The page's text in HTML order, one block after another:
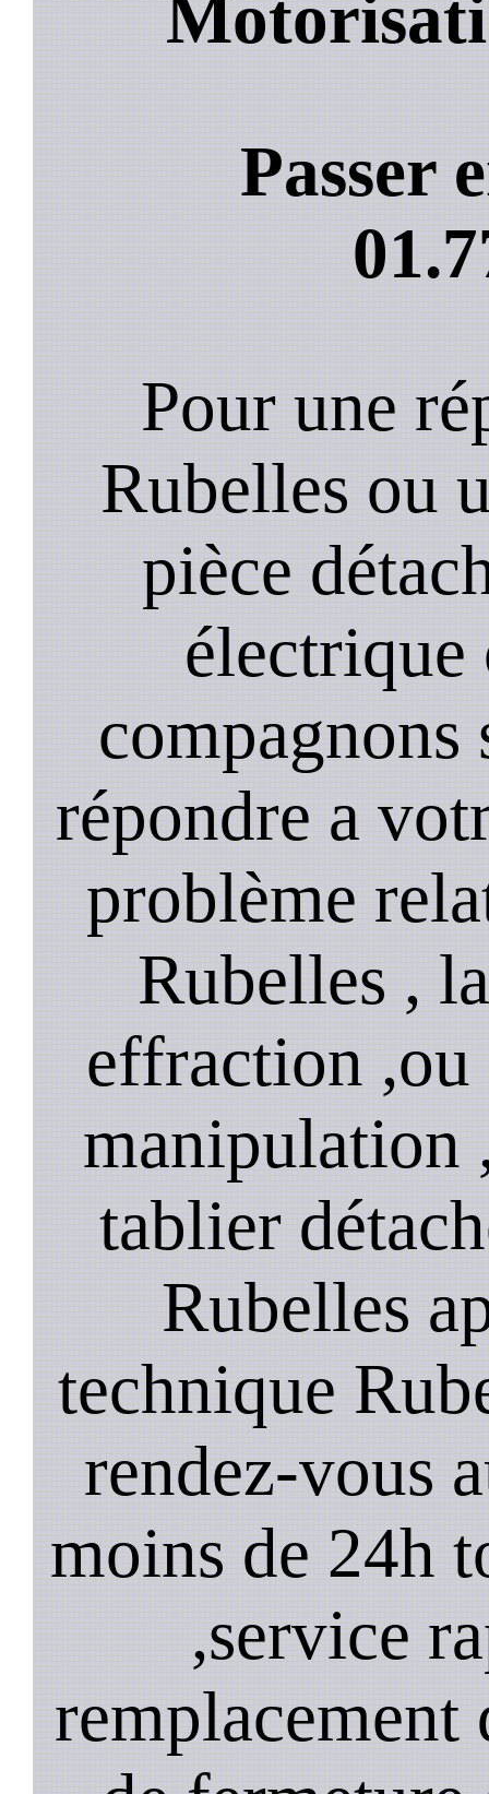
Passer
Pour une
Rubelles ou
pièce
électrique
compagnons
répondre a
problème
Rubelles ,
effraction ,ou
manipulation
tablier
Rubelles
technique
rendez-vous
moins de 24h
,service
remplacement